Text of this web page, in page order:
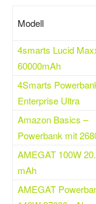
Modell
4smarts Lucid
60000mAh
4Smarts
Enterprise Ultra
Amazon Basics –
Powerbank mit
AMEGAT 100W
mAh
AMEGAT